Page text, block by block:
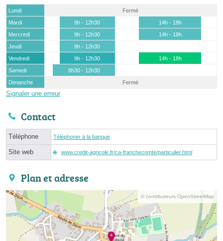
Lundi
Fermé
Mardi
9h - 12h30
14h - 18h
Mercredi
9h - 12h30
14h - 18h
Jeudi
9h - 12h30
Vendredi
9h - 12h30
14h - 18h
Samedi
8h30 - 12h30
Dimanche
Fermé
Signaler une erreur
Contact
Téléphone Téléphoner à la banque
Site web www.credit-agricole.fr/ca-franchecomte/particulier.html
Plan et adresse
© contributeurs OpenStreetMap